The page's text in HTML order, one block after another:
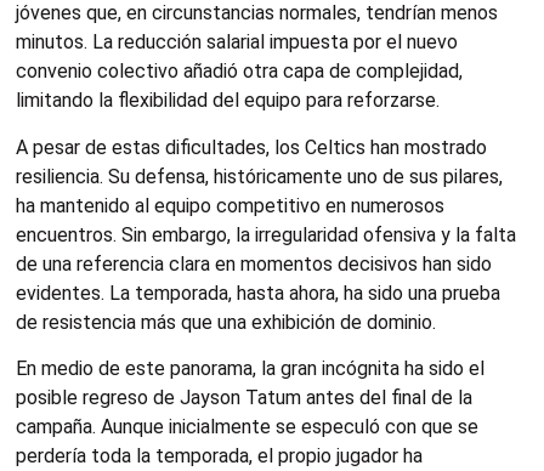
jóvenes que, en circunstancias normales, tendrían menos
minutos. La reducción salarial impuesta por el nuevo
convenio colectivo añadió otra capa de complejidad,
limitando la flexibilidad del equipo para reforzarse.
A pesar de estas dificultades, los Celtics han mostrado
resiliencia. Su defensa, históricamente uno de sus pilares,
ha mantenido al equipo competitivo en numerosos
encuentros. Sin embargo, la irregularidad ofensiva y la falta
de una referencia clara en momentos decisivos han sido
evidentes. La temporada, hasta ahora, ha sido una prueba
de resistencia más que una exhibición de dominio.
En medio de este panorama, la gran incógnita ha sido el
posible regreso de Jayson Tatum antes del final de la
campaña. Aunque inicialmente se especuló con que se
perdería toda la temporada, el propio jugador ha